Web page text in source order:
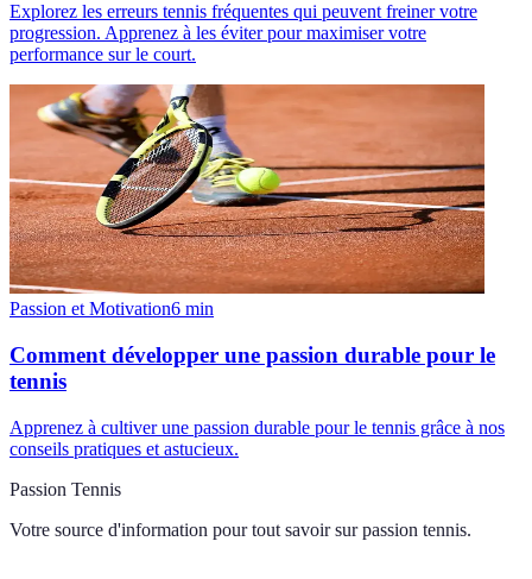
Explorez les erreurs tennis fréquentes qui peuvent freiner votre
progression. Apprenez à les éviter pour maximiser votre
performance sur le court.
Passion et Motivation6 min
Comment développer une passion durable pour le
tennis
Apprenez à cultiver une passion durable pour le tennis grâce à nos
conseils pratiques et astucieux.
Passion Tennis
Votre source d'information pour tout savoir sur passion tennis.